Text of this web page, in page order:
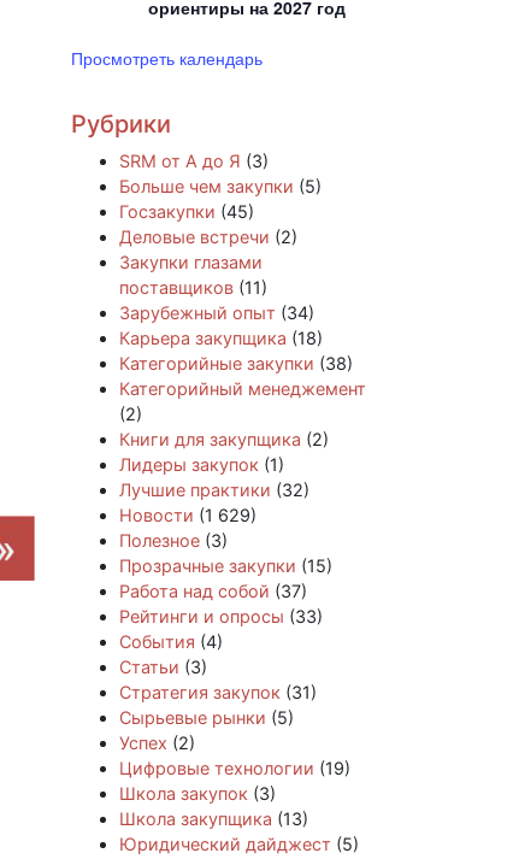
ориентиры на 2027 год
Просмотреть календарь
Рубрики
SRM от А до Я (3)
Больше чем закупки (5)
Госзакупки (45)
Деловые встречи (2)
Закупки глазами
поставщиков (11)
Зарубежный опыт (34)
Карьера закупщика (18)
Категорийные закупки (38)
Категорийный менеджемент
(2)
Книги для закупщика (2)
Лидеры закупок (1)
Лучшие практики (32)
Новости (1 629)
Полезное (3)
Прозрачные закупки (15)
Работа над собой (37)
Рейтинги и опросы (33)
События (4)
Статьи (3)
Стратегия закупок (31)
Сырьевые рынки (5)
Успех (2)
Цифровые технологии (19)
Школа закупок (3)
Школа закупщика (13)
Юридический дайджест (5)